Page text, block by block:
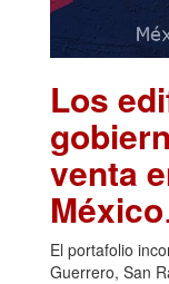
Los
venta
México
El portafolio
Guerrero, San